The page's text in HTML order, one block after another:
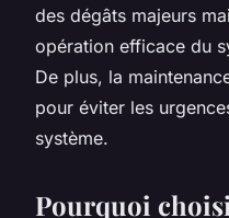
des dégâts majeurs
opération efficace du
De plus, la
pour éviter les
système.
Pourquoi